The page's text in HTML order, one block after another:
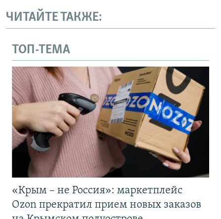
ЧИТАЙТЕ ТАКЖЕ:
ТОП-ТЕМА
«Крым – не Россия»: маркетплейс
Ozon прекратил прием новых заказов